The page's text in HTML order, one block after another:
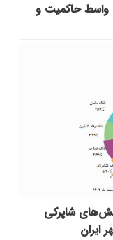
حاكمیت و
شاپرکی
ایران